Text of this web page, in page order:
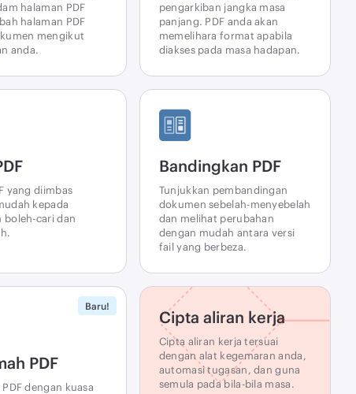
halaman PDF
halaman PDF
mengikut
anda.
pengarkiban jangka masa
panjang. PDF anda akan
memelihara format apabila
diakses pada masa hadapan.
yang diimbas
kepada
boleh-cari dan
Bandingkan PDF
Tunjukkan pembandingan
dokumen sebelah-menyebelah
dan melihat perubahan
dengan mudah antara versi
fail yang berbeza.
Baru!
PDF
dengan kuasa
Cipta aliran kerja
Cipta aliran kerja tersuai
dengan alat kegemaran anda,
automasi tugasan, dan guna
semula pada bila-bila masa.